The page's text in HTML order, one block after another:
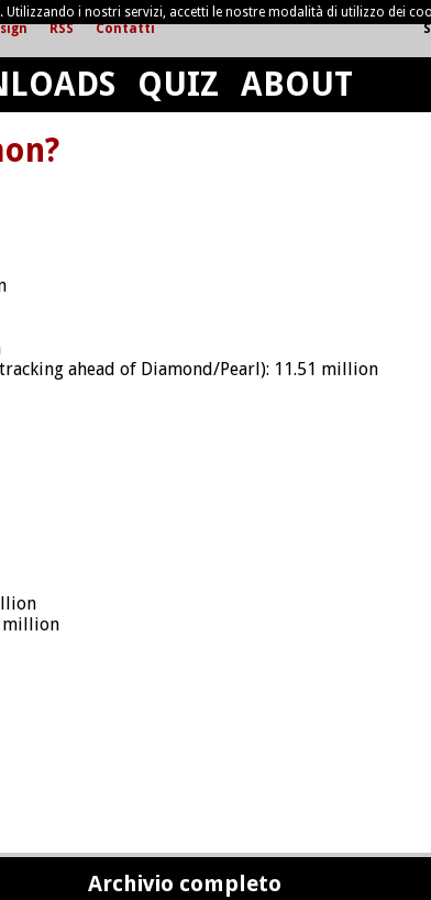
RSS Contatti
QUIZ ABOUT
ahead of Diamond/Pearl): 11.51 million
million
Archivio completo
i nostri servizi, accetti le nostre modalità di utilizzo dei